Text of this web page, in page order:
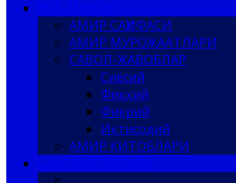
АМИР САҲИФАСИ
АМИР МУРОЖААТЛАРИ
САВОЛ-ЖАВОБЛАР
Сиёсий
Фиқҳий
Фикрий
Иқтисодий
АМИР КИТОБЛАРИ